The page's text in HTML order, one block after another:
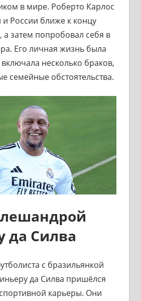
в мире. Роберто Карлос
и России ближе к концу
а затем попробовал себя в
Его личная жизнь была
несколько браков,
семейные обстоятельства.
да Силва
с бразильянкой
да Силва пришёлся
карьеры. Они